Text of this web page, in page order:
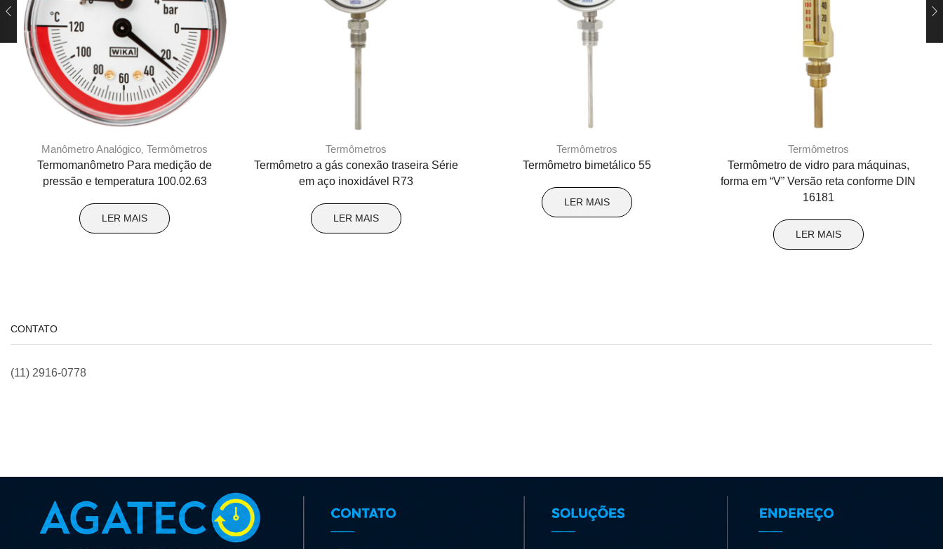
Manômetro Analógico ,Termômetros
Termomanômetro Para medição de
pressão e temperatura 100.02.63
LER MAIS
Termômetros
Termômetro a gás conexão traseira Série
em aço inoxidável R73
LER MAIS
Termômetros
Termômetro bimetálico 55
LER MAIS
Termômetros
Termômetro de vidro para máquinas,
forma em “V” Versão reta conforme DIN
16181
LER MAIS
CONTATO
(11) 2916-0778